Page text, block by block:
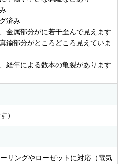
済み
金属部分がに若干歪んで見えます
鍮部分がところどころ見えていま
経年による数本の亀裂があります
）
リングやローゼットに対応（電気